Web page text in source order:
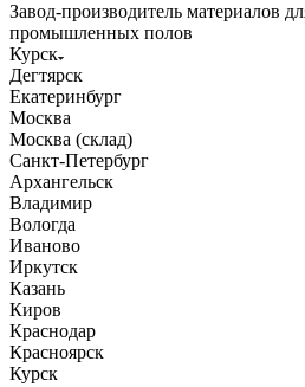
Завод-производитель материалов
промышленных полов
Курск
Дегтярск
Екатеринбург
Москва
Москва (склад)
Санкт-Петербург
Архангельск
Владимир
Вологда
Иваново
Иркутск
Казань
Киров
Краснодар
Красноярск
Курск